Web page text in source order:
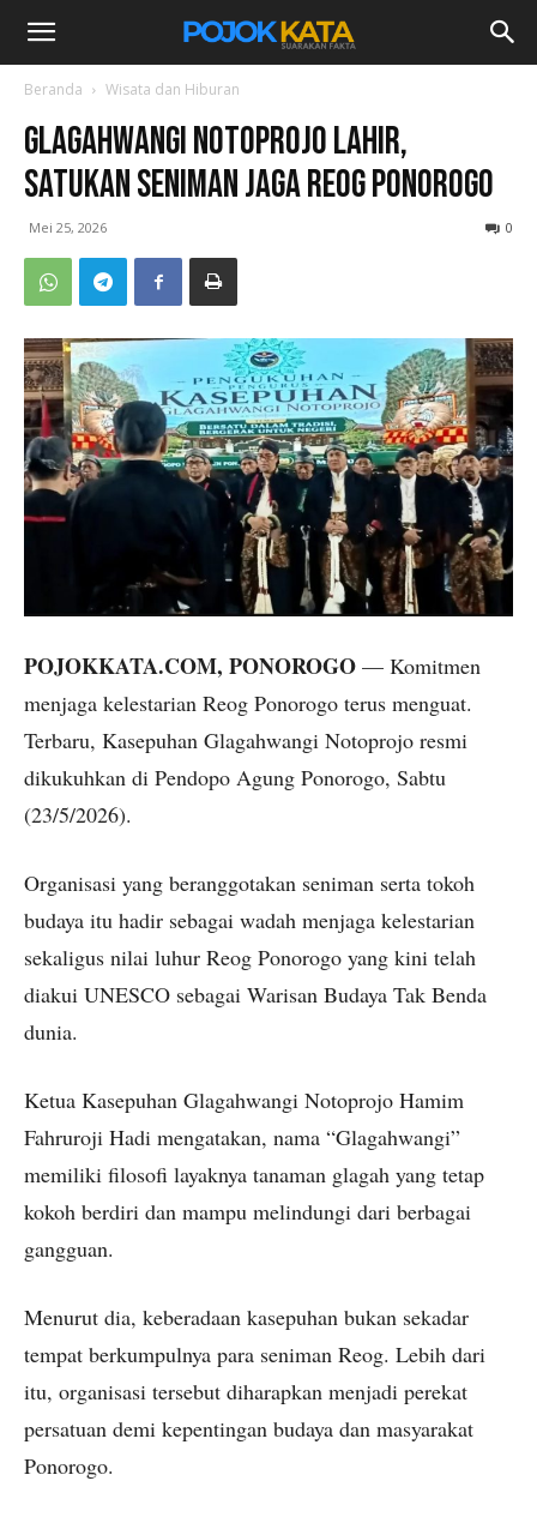
Beranda Wisata dan Hiburan
Glagahwangi Notoprojo Lahir,
Satukan Seniman Jaga Reog Ponorogo
Mei 25, 2026 0
POJOKKATA.COM, PONOROGO — Komitmen
menjaga kelestarian Reog Ponorogo terus menguat.
Terbaru, Kasepuhan Glagahwangi Notoprojo resmi
dikukuhkan di Pendopo Agung Ponorogo, Sabtu
(23/5/2026).
Organisasi yang beranggotakan seniman serta tokoh
budaya itu hadir sebagai wadah menjaga kelestarian
sekaligus nilai luhur Reog Ponorogo yang kini telah
diakui UNESCO sebagai Warisan Budaya Tak Benda
dunia.
Ketua Kasepuhan Glagahwangi Notoprojo Hamim
Fahruroji Hadi mengatakan, nama “Glagahwangi”
memiliki filosofi layaknya tanaman glagah yang tetap
kokoh berdiri dan mampu melindungi dari berbagai
gangguan.
Menurut dia, keberadaan kasepuhan bukan sekadar
tempat berkumpulnya para seniman Reog. Lebih dari
itu, organisasi tersebut diharapkan menjadi perekat
persatuan demi kepentingan budaya dan masyarakat
Ponorogo.